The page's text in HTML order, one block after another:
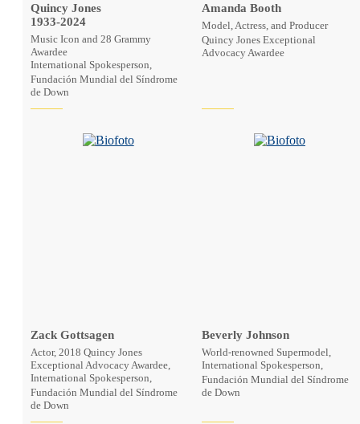
Quincy Jones
1933-2024
Music Icon and 28 Grammy
Awardee
International Spokesperson,
Fundación Mundial del Síndrome
de Down
Amanda Booth
Model, Actress, and Producer
Quincy Jones Exceptional
Advocacy Awardee
Zack Gottsagen
Actor, 2018 Quincy Jones
Exceptional Advocacy Awardee,
International Spokesperson,
Fundación Mundial del Síndrome
de Down
Beverly Johnson
World-renowned Supermodel,
International Spokesperson,
Fundación Mundial del Síndrome
de Down